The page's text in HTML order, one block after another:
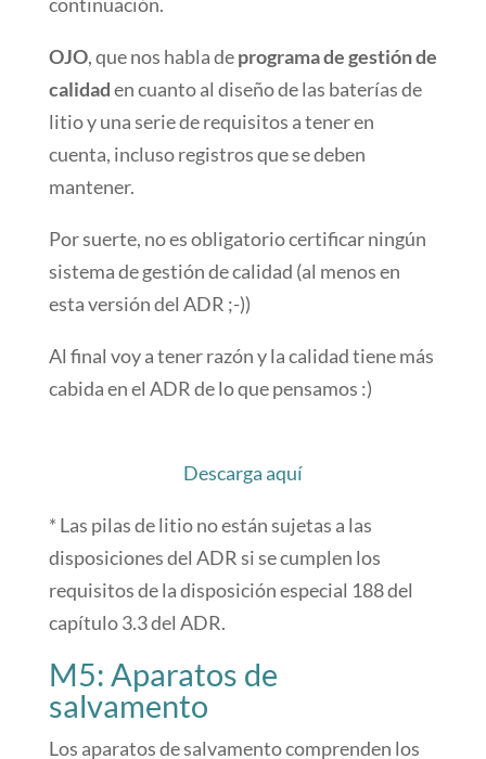
OJO, que nos habla deprograma de gestión de
calidaden cuanto al diseño de las baterías de
litio y una serie de requisitos a tener en
cuenta, incluso registros que se deben
mantener.
Por suerte, no es obligatorio certificar ningún
sistema de gestión de calidad (al menos en
esta versión del ADR ;-))
Al final voy a tener razón y la calidad tiene más
cabida en el ADR de lo que pensamos :)
Descarga aquí
* Las pilas de litio no están sujetas a las
disposiciones del ADR si se cumplen los
requisitos de la disposición especial 188 del
capítulo 3.3 del ADR.
M5: Aparatos de
salvamento
Los aparatos de salvamento comprenden los